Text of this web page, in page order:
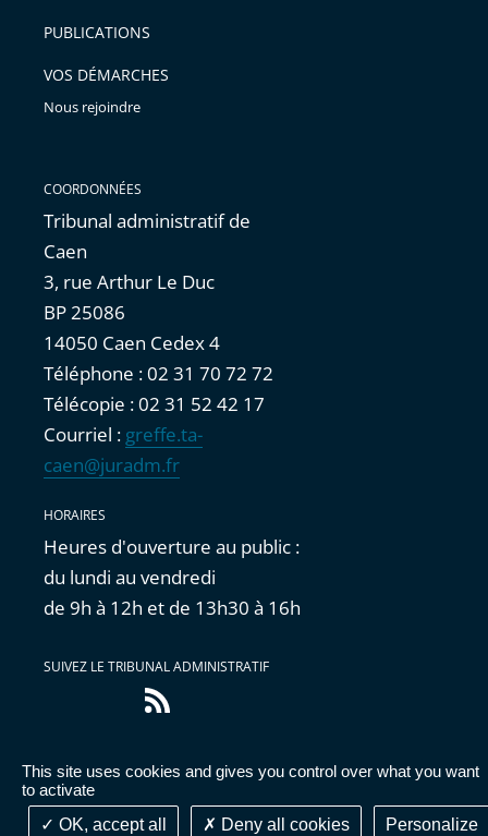
This site uses cookies and gives you control over what you want
to activate
OK, accept all
Deny all cookies Personalize
avant
PUBLICATIONS
VOS DÉMARCHES
Nous rejoindre
COORDONNÉES
Tribunal administratif de
Caen
3, rue Arthur Le Duc
BP 25086
14050 Caen Cedex 4
Téléphone : 02 31 70 72 72
Télécopie : 02 31 52 42 17
Courriel : greffe.ta-
caen@juradm.fr
HORAIRES
Heures d'ouverture au public :
du lundi au vendredi
de 9h à 12h et de 13h30 à 16h
SUIVEZ LE TRIBUNAL ADMINISTRATIF
Flux
RSS
Accessibilité : partiellement conforme
Mentions
légales|Cookies Données personnelles